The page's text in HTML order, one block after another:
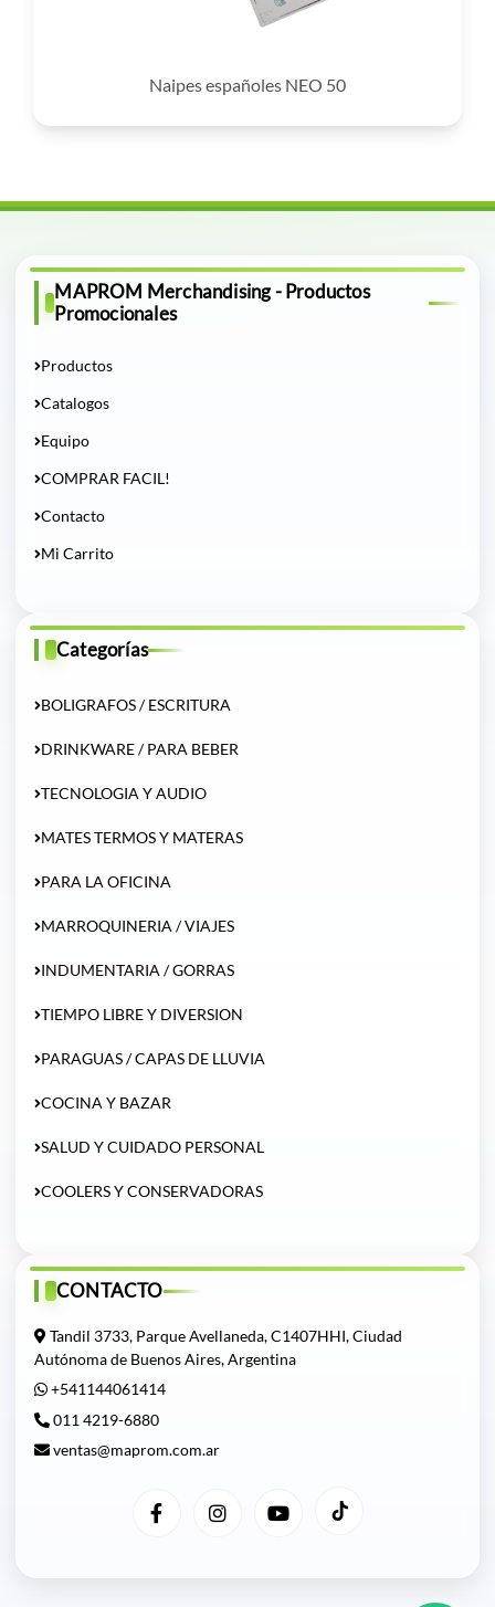
Naipes españoles NEO 50
MAPROM Merchandising - Productos
Promocionales
Productos
Catalogos
Equipo
COMPRAR FACIL!
Contacto
Mi Carrito
Categorías
BOLIGRAFOS / ESCRITURA
DRINKWARE / PARA BEBER
TECNOLOGIA Y AUDIO
MATES TERMOS Y MATERAS
PARA LA OFICINA
MARROQUINERIA / VIAJES
INDUMENTARIA / GORRAS
TIEMPO LIBRE Y DIVERSION
PARAGUAS / CAPAS DE LLUVIA
COCINA Y BAZAR
SALUD Y CUIDADO PERSONAL
COOLERS Y CONSERVADORAS
CONTACTO
Tandil 3733, Parque Avellaneda, C1407HHI, Ciudad
Autónoma de Buenos Aires, Argentina
+541144061414
011 4219-6880
ventas@maprom.com.ar